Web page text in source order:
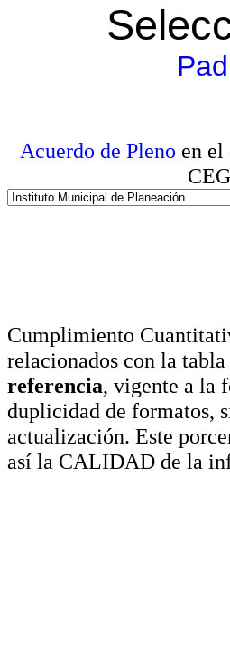
Acuerdo de Pleno en el
Cumplimiento
relacionados con la
referencia, vigente a la
duplicidad de formatos,
actualización. Este
así la CALIDAD de la